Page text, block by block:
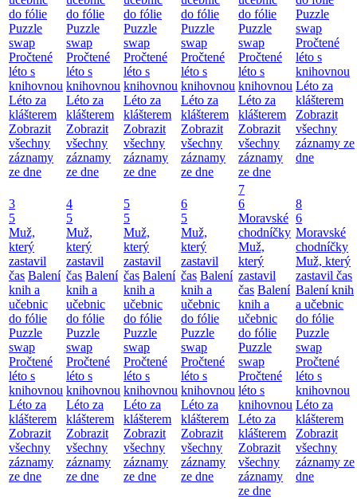
do fólie
Puzzle
swap
Pročtené
léto s
knihovnou
Léto za
klášterem
Zobrazit
všechny
záznamy
ze dne
do fólie
Puzzle
swap
Pročtené
léto s
knihovnou
Léto za
klášterem
Zobrazit
všechny
záznamy
ze dne
do fólie
Puzzle
swap
Pročtené
léto s
knihovnou
Léto za
klášterem
Zobrazit
všechny
záznamy
ze dne
do fólie
Puzzle
swap
Pročtené
léto s
knihovnou
Léto za
klášterem
Zobrazit
všechny
záznamy
ze dne
do fólie
Puzzle
swap
Pročtené
léto s
knihovnou
Léto za
klášterem
Zobrazit
všechny
záznamy
ze dne
Puzzle
swap
Pročtené
léto s
knihovnou
Léto za
klášterem
Zobrazit
všechny
záznamy ze
dne
3
5
Muž,
který
zastavil
čas Balení
knih a
učebnic
do fólie
Puzzle
swap
Pročtené
léto s
knihovnou
Léto za
klášterem
Zobrazit
všechny
záznamy
ze dne
4
5
Muž,
který
zastavil
čas Balení
knih a
učebnic
do fólie
Puzzle
swap
Pročtené
léto s
knihovnou
Léto za
klášterem
Zobrazit
všechny
záznamy
ze dne
5
5
Muž,
který
zastavil
čas Balení
knih a
učebnic
do fólie
Puzzle
swap
Pročtené
léto s
knihovnou
Léto za
klášterem
Zobrazit
všechny
záznamy
ze dne
6
5
Muž,
který
zastavil
čas Balení
knih a
učebnic
do fólie
Puzzle
swap
Pročtené
léto s
knihovnou
Léto za
klášterem
Zobrazit
všechny
záznamy
ze dne
7
6
Moravské
chodníčky
Muž,
který
zastavil
čas Balení
knih a
učebnic
do fólie
Puzzle
swap
Pročtené
léto s
knihovnou
Léto za
klášterem
Zobrazit
všechny
záznamy
ze dne
8
6
Moravské
chodníčky
Muž, který
zastavil čas
Balení knih
a učebnic
do fólie
Puzzle
swap
Pročtené
léto s
knihovnou
Léto za
klášterem
Zobrazit
všechny
záznamy ze
dne